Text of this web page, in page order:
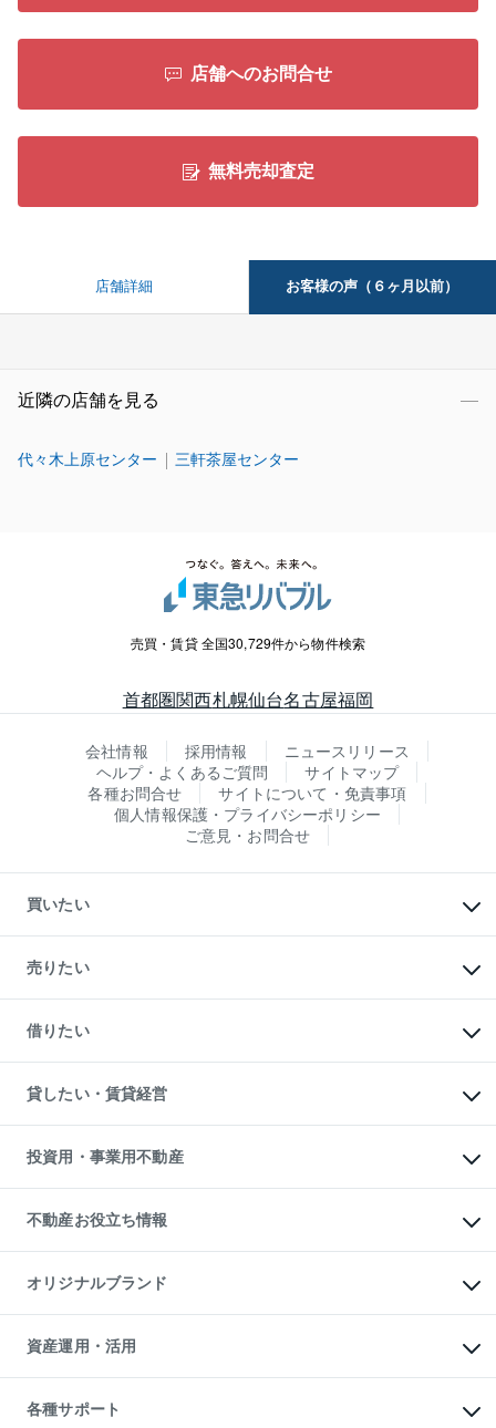
店舗へのお問合せ
無料売却査定
店舗詳細 お客様の声（６ヶ月以前）
近隣の店舗を見る
代々木上原センター 三軒茶屋センター
売買・賃貸 全国30,729件から物件検索
首都圏関西札幌仙台名古屋福岡
会社情報 採用情報
ニュースリリース
ヘルプ・よくあるご質問
サイトマップ
各種お問合せ
サイトについて・免責事項
個人情報保護・プライバシーポリシー
ご意見・お問合せ
買いたい
新築・分譲マンションの購入
中古マンションの購入
一戸建ての購入
中古一戸建ての購入
不動産購入の流れ
注目キーワード物件特集
購入ガイド
English 繁体中文簡体中文
売りたい
一戸建ての売却・査定
土地の売却・査定
スピードAI査定
不動産査定について
不動産売却の流れ
不動産買換えの流れ
売却ガイド
借りたい
オフィス・店舗の賃貸
借りるときの流れ
借りるガイド
貸したい・賃貸経営
マンション賃料データ
賃貸管理プラン
リロケーションについて
貸すガイド
投資用・事業用不動産
事業用不動産
マンション投資
投資用マンション
アパート経営
収益物件
ビル購入（ビル一棟）
投資用不動産の売却査定
事業用不動産の売却査定
不動産お役立ち情報
マンションライブラリー
人気マンションランキング
暮らしに役立つ不動産メディア
不動産相場・不動産価格情報
不動産コラム・ニュース
不動産用語集
不動産なんでもネット相談室
オリジナルブランド
一棟リノベーションマンション
L`GENTE（ルジェンテ）
区分リノベーションマンション
投資用一棟レジデンスWELL
資産運用・活用
不動産M&A
アセットマネジメント・出資
各種サポート